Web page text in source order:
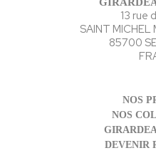
13 rue
SAINT MICHEL
85700
NOS
NOS
DEVENIR